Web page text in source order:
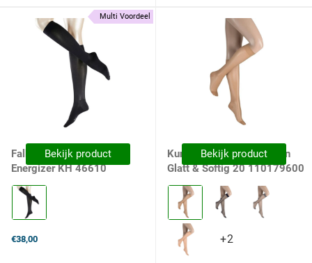
Falke Dames Kniekousen
Energizer KH 46610
Kleur:
Dark
Navy
€38,00
Multi Voordeel
Bekijk product
Kunert Dames Kniekousen
Glatt & Softig 20 110179600
Kleur:
0540
Cashmere
selected
+2
Bekijk product